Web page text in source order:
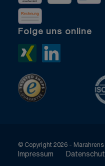
Rechnung
Folge uns online
Xing>
© Copyright 2026 - Marahrens
Impressum